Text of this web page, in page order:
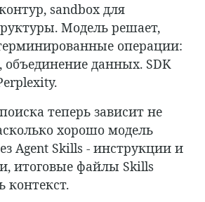
sandbox для
Модель решает,
операции:
данных. SDK
теперь зависит не
хорошо модель
Agent Skills - инструкции и
итоговые файлы Skills
контекст.